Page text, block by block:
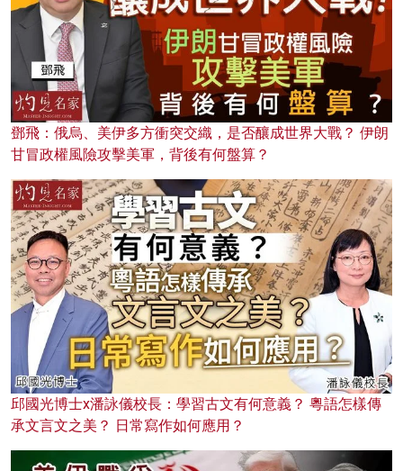
鄧飛：俄烏、美伊多方衝突交織，是否釀成世界大戰？ 伊朗
甘冒政權風險攻擊美軍，背後有何盤算？
邱國光博士x潘詠儀校長：學習古文有何意義？ 粵語怎樣傳
承文言文之美？ 日常寫作如何應用？